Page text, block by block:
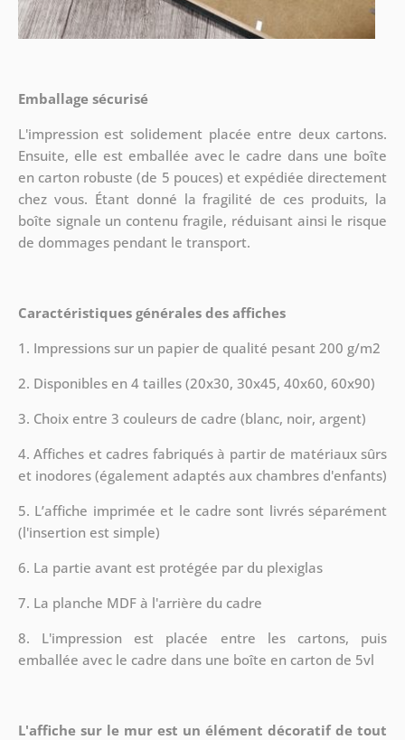
Emballage sécurisé
L'impression est solidement placée entre deux cartons.
Ensuite, elle est emballée avec le cadre dans une boîte
en carton robuste (de 5 pouces) et expédiée directement
chez vous. Étant donné la fragilité de ces produits, la
boîte signale un contenu fragile, réduisant ainsi le risque
de dommages pendant le transport.
Caractéristiques générales des affiches
1. Impressions sur un papier de qualité pesant 200 g/m2
2. Disponibles en 4 tailles (20x30, 30x45, 40x60, 60x90)
3. Choix entre 3 couleurs de cadre (blanc, noir, argent)
4. Affiches et cadres fabriqués à partir de matériaux sûrs
et inodores (également adaptés aux chambres d'enfants)
5. L’affiche imprimée et le cadre sont livrés séparément
(l'insertion est simple)
6. La partie avant est protégée par du plexiglas
7. La planche MDF à l'arrière du cadre
8. L'impression est placée entre les cartons, puis
emballée avec le cadre dans une boîte en carton de 5vl
L'affiche sur le mur est un élément décoratif de tout